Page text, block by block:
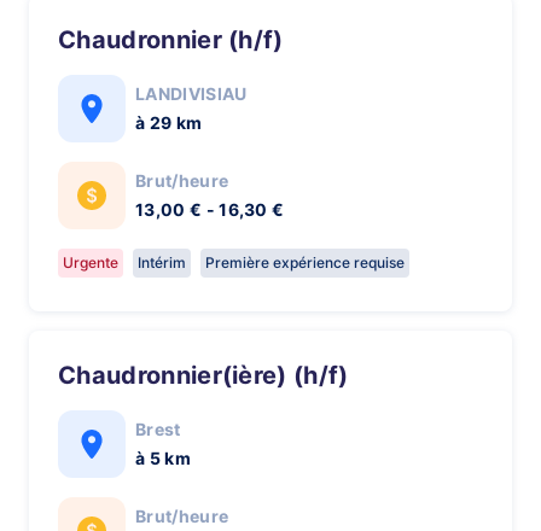
Chaudronnier (h/f)
LANDIVISIAU
à 29 km
Brut/heure
13,00 € - 16,30 €
Urgente Intérim Première expérience requise
Chaudronnier(ière) (h/f)
Brest
à 5 km
Brut/heure